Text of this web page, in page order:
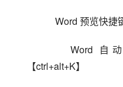
Word 预览快
    Word 自动套用格式快捷键——
【ctrl+alt+K】